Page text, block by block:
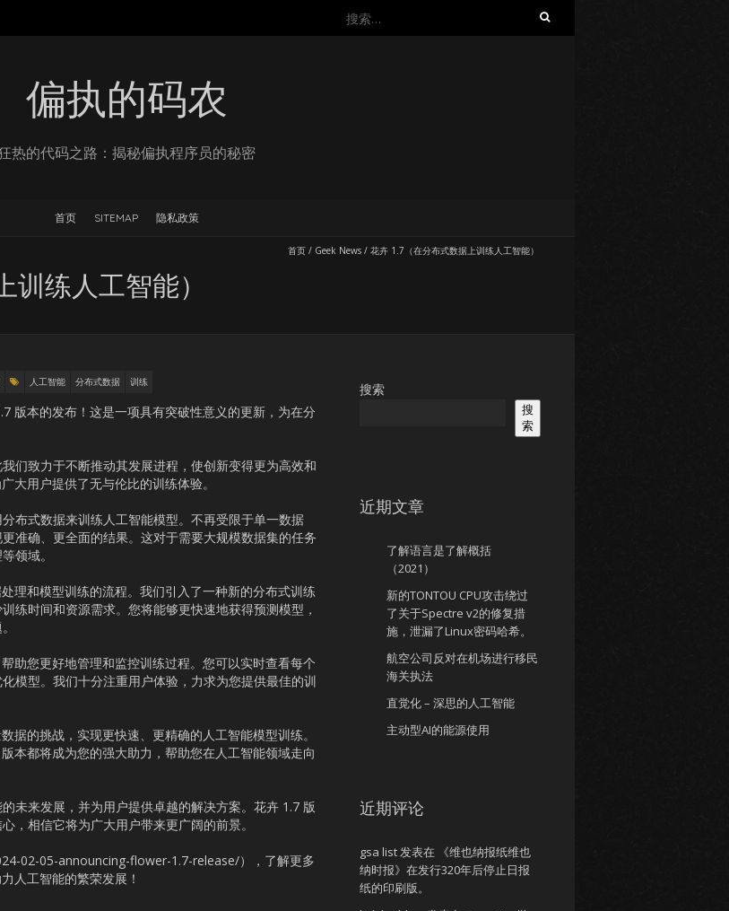
搜
偏执的码农
热的代码之路：揭秘偏执程序员的秘密
首页 SITEMAP 隐私政策
首页 / Geek News / 花卉 1.7（在分布式数据上训练人工智能）
训练人工智能）
人工智能 分布式数据 训练
版本的发布！这是一项具有突破性意义的更新，为在分
们致力于不断推动其发展进程，使创新变得更为高效和
大用户提供了无与伦比的训练体验。
布式数据来训练人工智能模型。不再受限于单一数据
准确、更全面的结果。这对于需要大规模数据集的任务
领域。
理和模型训练的流程。我们引入了一种新的分布式训练
练时间和资源需求。您将能够更快速地获得预测模型，
助您更好地管理和监控训练过程。您可以实时查看每个
模型。我们十分注重用户体验，力求为您提供最佳的训
据的挑战，实现更快速、更精确的人工智能模型训练。
本都将成为您的强大助力，帮助您在人工智能领域走向
未来发展，并为用户提供卓越的解决方案。花卉 1.7 版
，相信它将为广大用户带来更广阔的前景。
02-05-announcing-flower-1.7-release/），了解更多
人工智能的繁荣发展！
搜索
搜
索
近期文章
了解语言是了解概括
（2021）
新的TONTOU CPU攻击绕过
了关于Spectre v2的修复措
施，泄漏了Linux密码哈希。
航空公司反对在机场进行移民
海关执法
直觉化 – 深思的人工智能
主动型AI的能源使用
近期评论
gsa list发表在
《维也纳报纸维也
纳时报》在发行320年后停止日报
纸的印刷版。